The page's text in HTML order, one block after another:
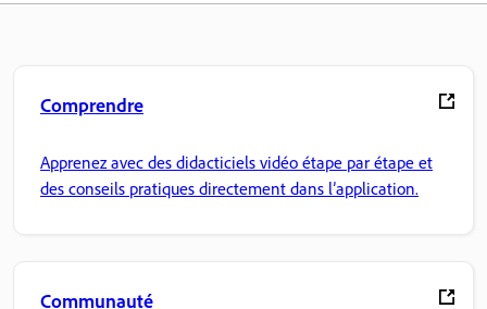
Comprendre
Apprenez avec des didacticiels vidéo étape par étape et
des conseils pratiques directement dans l’application.
Communauté